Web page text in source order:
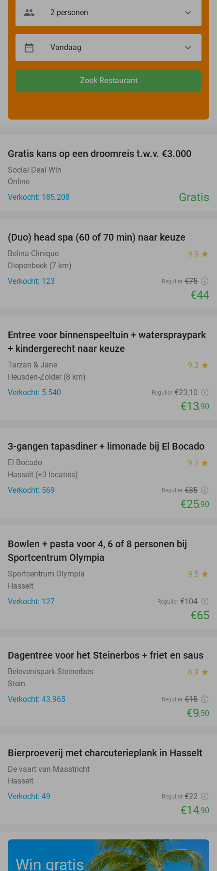
Zoek Restaurant
Gratis kans op een droomreis t.w.v. €3.000
Social Deal Win
Online
Verkocht: 185.208
Gratis
(Duo) head spa (60 of 70 min) naar keuze
Belina Clinique 9.9 star
Diepenbeek (7 km)
Verkocht: 123
Regulier €75
€44
40%
Entree voor binnenspeeltuin + waterspraypark
+ kindergerecht naar keuze
Tarzan & Jane 9.3 star
Heusden-Zolder (8 km)
Verkocht: 5.540
Regulier €23,10
€13,90
26%
3-gangen tapasdiner + limonade bij El Bocado
El Bocado 9.7 star
Hasselt (+3 locaties)
Verkocht: 569
Regulier €35
€25,90
Bowlen + pasta voor 4, 6 of 8 personen bij
Sportcentrum Olympia
Sportcentrum Olympia 9.5 star
Hasselt
Verkocht: 127
Regulier €104
€65
37%
Dagentree voor het Steinerbos + friet en saus
Belevenispark Steinerbos 8.9 star
Stein
Verkocht: 43.965
Regulier €15
€9,50
32%
Bierproeverij met charcuterieplank in Hasselt
De vaart van Maastricht
Hasselt
Verkocht: 49
Regulier €22
€14,90
Win gratis